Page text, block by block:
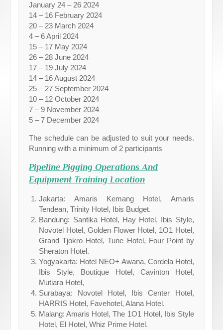
January 24 – 26 2024
14 – 16 February 2024
20 – 23 March 2024
4 – 6 April 2024
15 – 17 May 2024
26 – 28 June 2024
17 – 19 July 2024
14 – 16 August 2024
25 – 27 September 2024
10 – 12 October 2024
7 – 9 November 2024
5 – 7 December 2024
The schedule can be adjusted to suit your needs.
Running with a minimum of 2 participants
Pipeline Pigging Operations And
Equipment Training Location
Jakarta: Amaris Kemang Hotel, Amaris
Tendean, Trinity Hotel, Ibis Budget.
Bandung: Santika Hotel, Hay Hotel, Ibis Style,
Novotel Hotel, Golden Flower Hotel, 1O1 Hotel,
Grand Tjokro Hotel, Tune Hotel, Four Point by
Sheraton Hotel.
Yogyakarta: Hotel NEO+ Awana, Cordela Hotel,
Ibis Style, Boutique Hotel, Cavinton Hotel,
Mutiara Hotel,
Surabaya: Novotel Hotel, Ibis Center Hotel,
HARRIS Hotel, Favehotel, Alana Hotel.
Malang: Amaris Hotel, The 1O1 Hotel, Ibis Style
Hotel, El Hotel, Whiz Prime Hotel.